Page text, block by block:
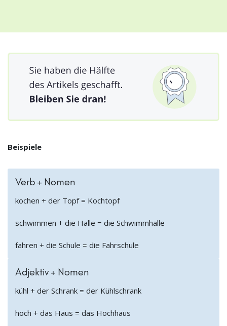
Beispiele
Verb + Nomen
kochen + der Topf = Kochtopf
schwimmen + die Halle = die Schwimmhalle
fahren + die Schule = die Fahrschule
Adjektiv + Nomen
kühl + der Schrank = der Kühlschrank
hoch + das Haus = das Hochhaus